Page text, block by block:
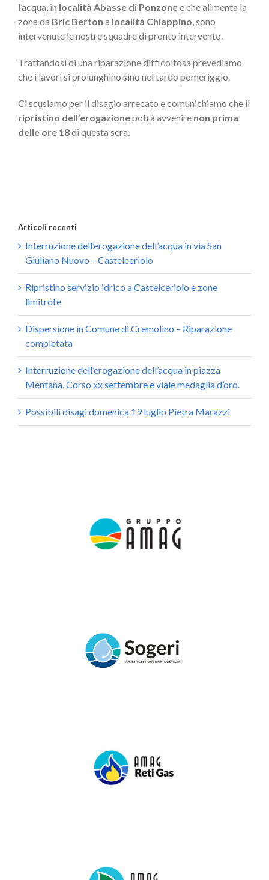
l’acqua, in località Abasse di Ponzonee che alimenta la
zona da Bric Berton a località Chiappino , sono
intervenute le nostre squadre di pronto intervento.
Trattandosi di una riparazione difficoltosa prevediamo
che i lavori si prolunghino sino nel tardo pomeriggio.
Ci scusiamo per il disagio arrecato e comunichiamo che il
ripristino dell’erogazionepotrà avvenire non prima
delle ore 18di questa sera.
Articoli recenti
Interruzione dell’erogazione dell’acqua in via San
Giuliano Nuovo – Castelceriolo
Ripristino servizio idrico a Castelceriolo e zone
limitrofe
Dispersione in Comune di Cremolino – Riparazione
completata
Interruzione dell’erogazione dell’acqua in piazza
Mentana. Corso xx settembre e viale medaglia d’oro.
Possibili disagi domenica 19 luglio Pietra Marazzi